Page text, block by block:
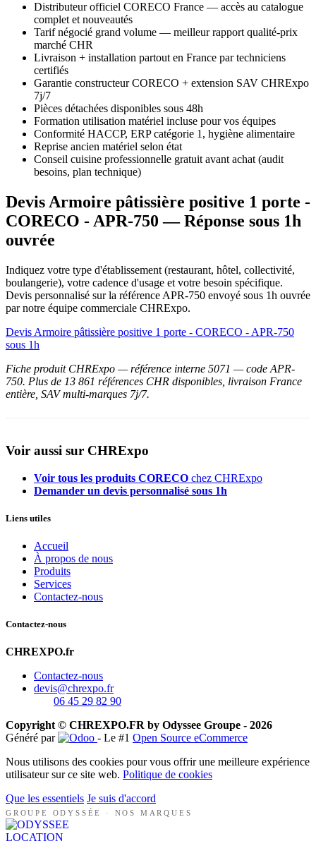
Distributeur officiel CORECO France — accès au catalogue
complet et nouveautés
Tarif négocié grand volume — meilleur rapport qualité-prix
marché CHR
Livraison + installation partout en France par techniciens
certifiés
Garantie constructeur CORECO + extension SAV CHRExpo
7j/7
Pièces détachées disponibles sous 48h
Formation utilisation matériel incluse pour vos équipes
Conformité HACCP, ERP catégorie 1, hygiène alimentaire
Reprise ancien matériel selon état
Conseil cuisine professionnelle gratuit avant achat (audit
besoins, plan technique)
Devis Armoire pâtissière positive 1 porte -
CORECO - APR-750 — Réponse sous 1h
ouvrée
Indiquez votre type d'établissement (restaurant, hôtel, collectivité,
boulangerie), votre cadence d'usage et votre besoin spécifique.
Devis personnalisé sur la référence APR-750 envoyé sous 1h ouvrée
par notre équipe commerciale CHRExpo.
Devis Armoire pâtissière positive 1 porte - CORECO - APR-750
sous 1h
Fiche produit CHRExpo — référence interne 5071 — code APR-
750. Plus de 13 861 références CHR disponibles, livraison France
entière, SAV multi-marques 7j/7.
Voir aussi sur CHRExpo
Voir tous les produits CORECO chez CHRExpo
Demander un devis personnalisé sous 1h
Liens utiles
Accueil
À propos de nous
Produits
Services
Contactez-nous
Contactez-nous
CHREXPO.fr
Contactez-nous
devis@chrexpo.fr
06 45 29 82 90
Copyright © CHREXPO.FR by Odyssee Groupe - 2026
Généré par
- Le #1 Open Source eCommerce
Nous utilisons des cookies pour vous offrir une meilleure expérience
utilisateur sur ce site web. Politique de cookies
Que les essentiels Je suis d'accord
GROUPE ODYSSÉE · NOS MARQUES